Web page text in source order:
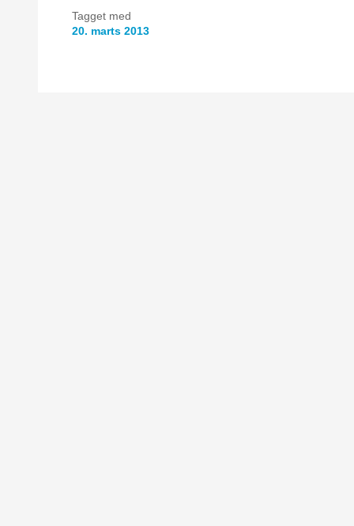
Tagget med
20. marts 2013